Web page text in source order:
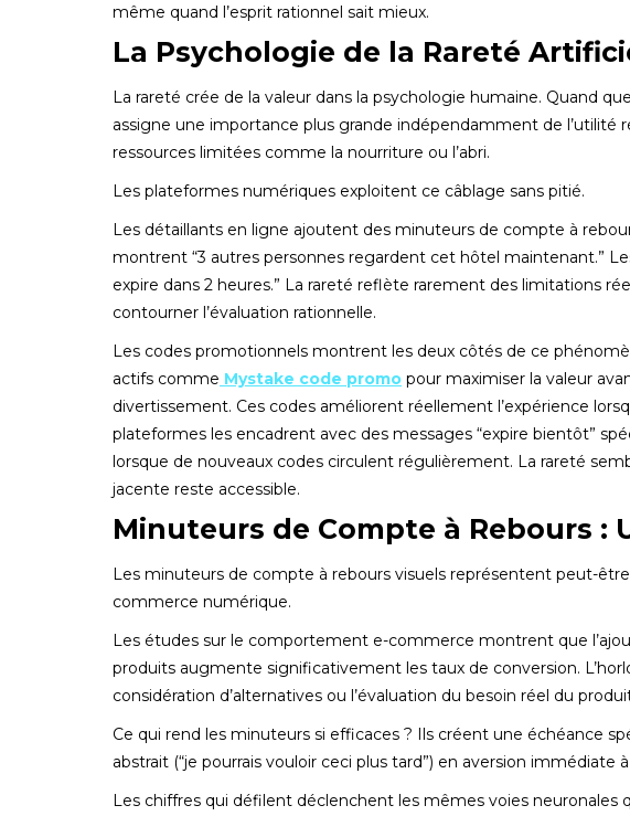
même quand l’esprit rationnel sait mieux.
La Psychologie de la Rareté
La rareté crée de la valeur dans la psychologie humaine. Quand
assigne une importance plus grande indépendamment de l’utilité
ressources limitées comme la nourriture ou l’abri.
Les plateformes numériques exploitent ce câblage sans pitié.
Les détaillants en ligne ajoutent des minuteurs de compte à
montrent “3 autres personnes regardent cet hôtel maintenant.”
expire dans 2 heures.” La rareté reflète rarement des limitations
contourner l’évaluation rationnelle.
Les codes promotionnels montrent les deux côtés de ce
actifs comme Mystake code promo pour maximiser la valeur
divertissement. Ces codes améliorent réellement l’expérience
plateformes les encadrent avec des messages “expire bientôt”
lorsque de nouveaux codes circulent régulièrement. La rareté
jacente reste accessible.
Minuteurs de Compte à Rebours :
Les minuteurs de compte à rebours visuels représentent peut-
commerce numérique.
Les études sur le comportement e-commerce montrent que
produits augmente significativement les taux de conversion.
considération d’alternatives ou l’évaluation du besoin réel du
Ce qui rend les minuteurs si efficaces ? Ils créent une échéance
abstrait (“je pourrais vouloir ceci plus tard”) en aversion
Les chiffres qui défilent déclenchent les mêmes voies neuronales